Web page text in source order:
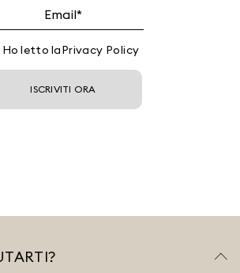
Ho letto laPrivacy Policy
ISCRIVITI ORA